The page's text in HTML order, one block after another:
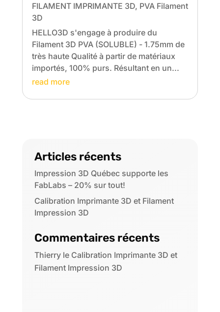
FILAMENT IMPRIMANTE 3D, PVA Filament
3D
HELLO3D s'engage à produire du
Filament 3D PVA (SOLUBLE) - 1.75mm de
très haute Qualité à partir de matériaux
importés, 100% purs. Résultant en un...
read more
Articles récents
Impression 3D Québec supporte les
FabLabs – 20% sur tout!
Calibration Imprimante 3D et Filament
Impression 3D
Commentaires récents
Thierryle Calibration Imprimante 3D et
Filament Impression 3D